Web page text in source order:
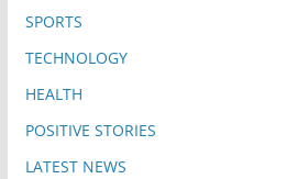
SPORTS
TECHNOLOGY
HEALTH
POSITIVE STORIES
LATEST NEWS